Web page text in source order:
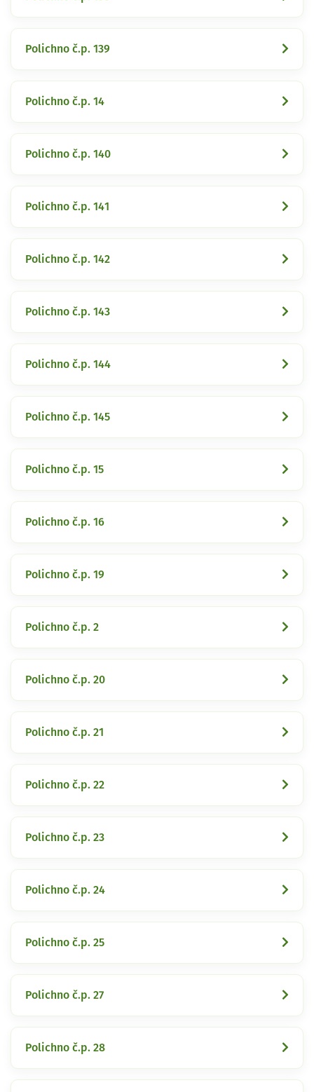
Polichno č.p. 139
Polichno č.p. 14
Polichno č.p. 140
Polichno č.p. 141
Polichno č.p. 142
Polichno č.p. 143
Polichno č.p. 144
Polichno č.p. 145
Polichno č.p. 15
Polichno č.p. 16
Polichno č.p. 19
Polichno č.p. 2
Polichno č.p. 20
Polichno č.p. 21
Polichno č.p. 22
Polichno č.p. 23
Polichno č.p. 24
Polichno č.p. 25
Polichno č.p. 27
Polichno č.p. 28